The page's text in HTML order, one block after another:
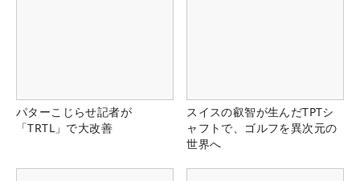
パターこじらせ記者が
「TRTL」で大改善
スイスの叡智が生んだTPTシ
ャフトで、ゴルフを異次元の
世界へ